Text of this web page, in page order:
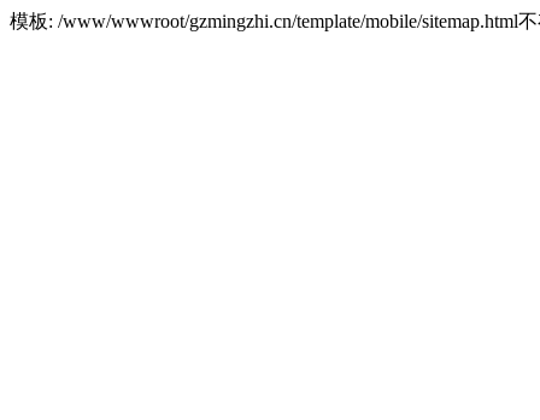
模板: /www/wwwroot/gzmingzhi.cn/template/mobile/sitemap.html